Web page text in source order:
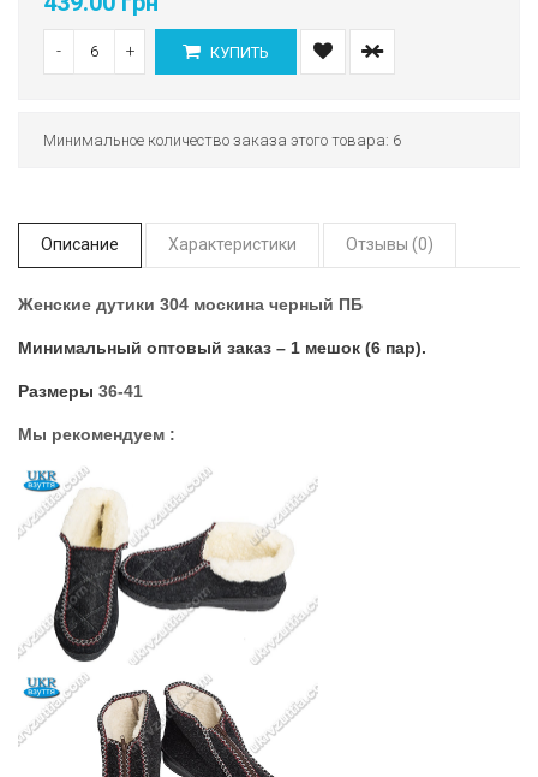
- + КУПИТЬ
Минимальное количество заказа этого товара: 6
Описание Характеристики Отзывы (0)
Женские дутики 304 москина черный ПБ
Минимальный оптовый заказ – 1 мешок (6 пар).
Размеры 36-41
Мы рекомендуем :